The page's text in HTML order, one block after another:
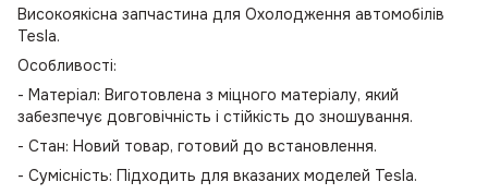
Високоякісна запчастина для Охолодження автомобілів
Tesla.
Особливості:
- Матеріал: Виготовлена з міцного матеріалу, який
забезпечує довговічність і стійкість до зношування.
- Стан: Новий товар, готовий до встановлення.
- Сумісність: Підходить для вказаних моделей Tesla.